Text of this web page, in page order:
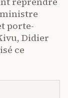
ministre
porte-
Didier
ce